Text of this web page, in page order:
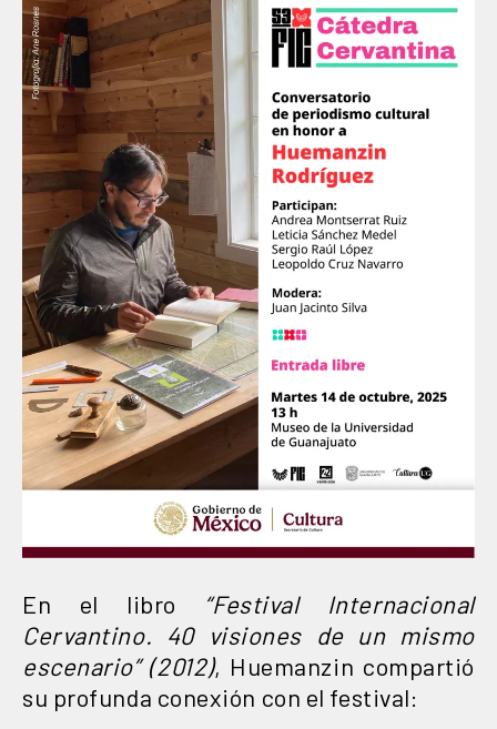
En el libro “Festival Internacional
Cervantino. 40 visiones de un mismo
escenario” (2012), Huemanzin compartió
su profunda conexión con el festival: